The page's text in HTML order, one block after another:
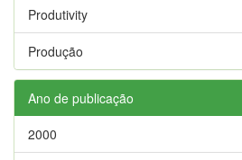
Produtivity
Produção
Ano de publicação
2000